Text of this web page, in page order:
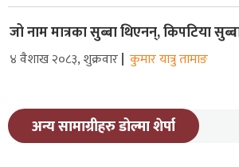
जो नाम मात्रका सुब्बा थिएनन्, किपटिया
४ वैशाख २०८३, शुक्रवार कुमार यात्रु तामाङ
अन्य सामाग्रीहरु डोल्मा शेर्पा